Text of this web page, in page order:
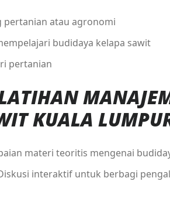
pertanian atau agronomi
budidaya kelapa sawit
pertanian
KUALA
materi teoritis mengenai
interaktif untuk berbagi